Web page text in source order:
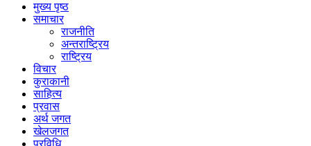
मुख्य पृष्ठ
समाचार
राजनीति
अन्तराष्ट्रिय
राष्ट्रिय
विचार
कुराकानी
साहित्य
प्रवास
अर्थ जगत
खेलजगत
प्रविधि